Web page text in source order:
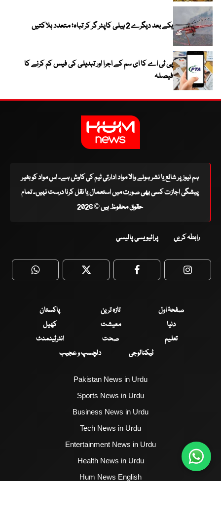
یکے بعد دیگرے 2 ہیلی کاپٹر گر کر تباہ؛ متعدد ہلاکتیں
پی ٹی اے کا ای سم کے اجرا اور تبدیلی کی فیس کم کرنے کا
فیصلہ
ہم نیوز پر شائع یا نشر ہونے والا مواد ادارتی ٹیم کی کاوش ہے۔ اس مواد کو بغیر
پیشگی اجازت کسی بھی صورت میں استعمال یا نقل کرنا درست نہیں۔ تمام
حقوق محفوظ ہیں © 2026
رابطہ کریں پرائیویسی پالیسی
WhatsApp Twitter Facebook
صفحۂ اول تازہ ترین
پاکستان
دنیا
معیشت
کھیل
تعلیم
صحت
انٹرٹینمنٹ
ٹیکنالوجی
دلچسپ و عجیب
Pakistan News in Urdu
Sports News in Urdu
Business News in Urdu
Tech News in Urdu
Entertainment News in Urdu
Health News in Urdu
Hum News English